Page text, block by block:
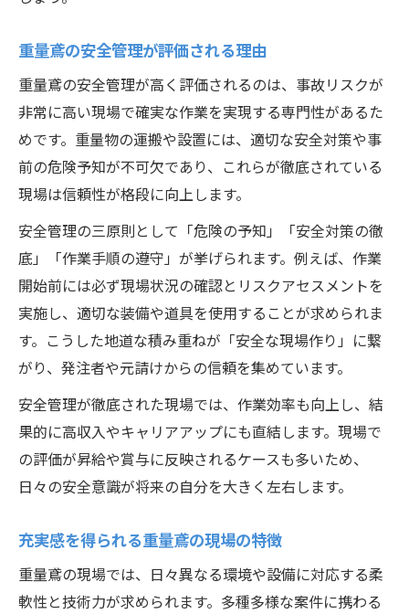
重量鳶の安全管理が評価される理由
重量鳶の安全管理が高く評価されるのは、事故リスクが
非常に高い現場で確実な作業を実現する専門性があるた
めです。重量物の運搬や設置には、適切な安全対策や事
前の危険予知が不可欠であり、これらが徹底されている
現場は信頼性が格段に向上します。
安全管理の三原則として「危険の予知」「安全対策の徹
底」「作業手順の遵守」が挙げられます。例えば、作業
開始前には必ず現場状況の確認とリスクアセスメントを
実施し、適切な装備や道具を使用することが求められま
す。こうした地道な積み重ねが「安全な現場作り」に繋
がり、発注者や元請けからの信頼を集めています。
安全管理が徹底された現場では、作業効率も向上し、結
果的に高収入やキャリアアップにも直結します。現場で
の評価が昇給や賞与に反映されるケースも多いため、
日々の安全意識が将来の自分を大きく左右します。
充実感を得られる重量鳶の現場の特徴
重量鳶の現場では、日々異なる環境や設備に対応する柔
軟性と技術力が求められます。多種多様な案件に携わる